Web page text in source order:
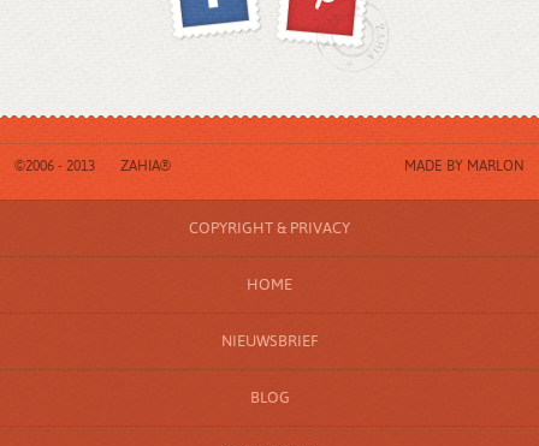
©2006 - 2013 ZAHIA® MADE BY MARLON
COPYRIGHT & PRIVACY
HOME
NIEUWSBRIEF
BLOG